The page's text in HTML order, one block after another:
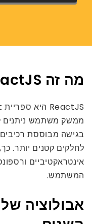
מה זה ReactJS?
ממשק משתמש ניתנים
בגישה מבוססת
לחלקים קטנים יותר.
אינטראקטיביים
המשתמש.